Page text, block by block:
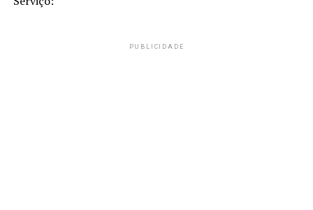
PUBLICIDADE